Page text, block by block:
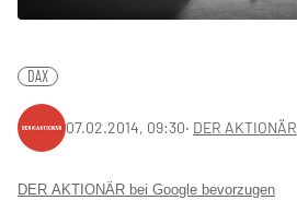
DAX
07.02.2014, 09:30‧ DER AKTIONÄR
DER AKTIONÄR bei Google bevorzugen